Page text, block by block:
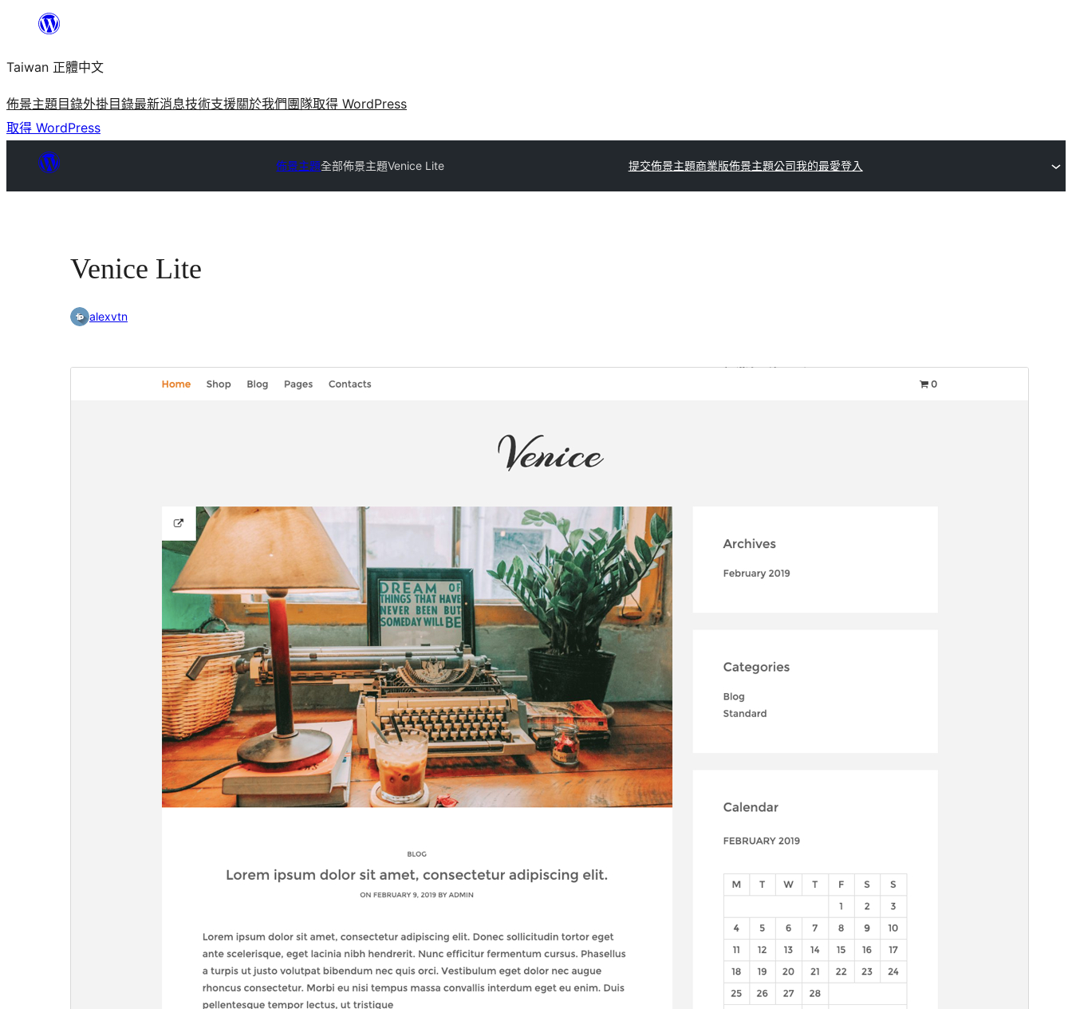
主
要
內
容
Taiwan 正體中文
佈景主題目錄外掛目錄最新消息技術支援關於我們 團隊取得 WordPress
取得 WordPress
佈景主題全部佈景主題Venice Lite 提交佈景主題商業版佈景主題公司我的最愛登入
Venice Lite
alexvtn
PHP 版本需求